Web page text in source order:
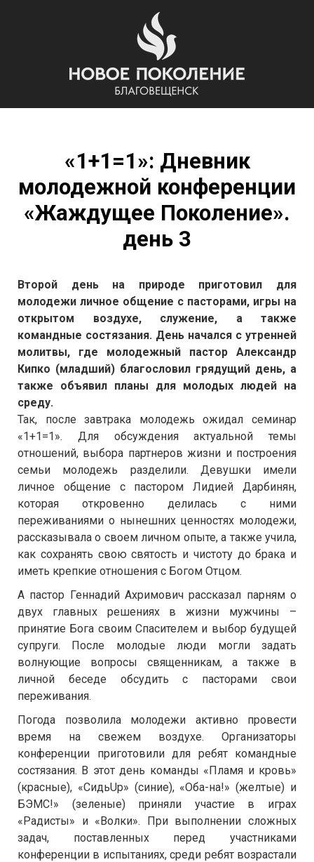
«1+1=1»: Дневник
молодежной конференции
«Жаждущее Поколение».
день 3
Второй день на природе приготовил для
молодежи личное общение с пасторами, игры на
открытом воздухе, служение, а также
командные состязания. День начался с утренней
молитвы, где молодежный пастор Александр
Кипко (младший) благословил грядущий день, а
также объявил планы для молодых людей на
среду.
Так, после завтрака молодежь ожидал семинар
«1+1=1». Для обсуждения актуальной темы
отношений, выбора партнеров жизни и построения
семьи молодежь разделили. Девушки имели
личное общение с пастором Лидией Дарбинян,
которая откровенно делилась с ними
переживаниями о нынешних ценностях молодежи,
рассказывала о своем личном опыте, а также учила,
как сохранять свою святость и чистоту до брака и
иметь крепкие отношения с Богом Отцом.
А пастор Геннадий Ахримович рассказал парням о
двух главных решениях в жизни мужчины –
принятие Бога своим Спасителем и выбор будущей
супруги. После молодые люди могли задать
волнующие вопросы священникам, а также в
личной беседе обсудить с пасторами свои
переживания.
Погода позволила молодежи активно провести
время на свежем воздухе. Организаторы
конференции приготовили для ребят командные
состязания. В этот день команды «Пламя и кровь»
(красные), «СидьUp» (синие), «Оба-на!» (желтые) и
БЭМС!» (зеленые) приняли участие в играх
«Радисты» и «Волки». При выполнении сложных
задач, поставленных перед участниками
конференции в испытаниях, среди ребят возрастали